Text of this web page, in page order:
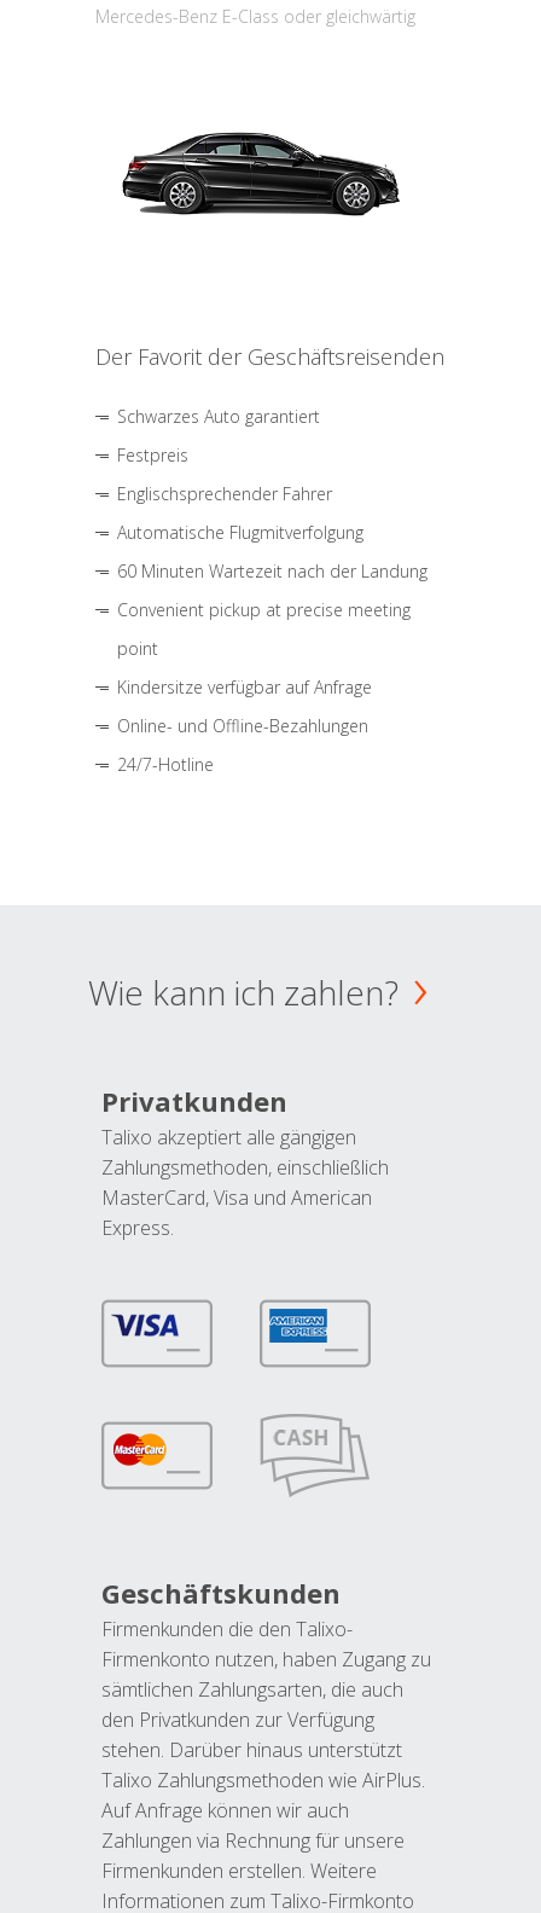
Mercedes-Benz E-Class oder gleichwärtig
Der Favorit der Geschäftsreisenden
Schwarzes Auto garantiert
Festpreis
Englischsprechender Fahrer
Automatische Flugmitverfolgung
60 Minuten Wartezeit nach der Landung
Convenient pickup at precise meeting
point
Kindersitze verfügbar auf Anfrage
Online- und Offline-Bezahlungen
24/7-Hotline
Wie kann ich zahlen?
Privatkunden
Talixo akzeptiert alle gängigen
Zahlungsmethoden, einschließlich
MasterCard, Visa und American
Express.
Geschäftskunden
Firmenkunden die den Talixo-
Firmenkonto nutzen, haben Zugang zu
sämtlichen Zahlungsarten, die auch
den Privatkunden zur Verfügung
stehen. Darüber hinaus unterstützt
Talixo Zahlungsmethoden wie AirPlus.
Auf Anfrage können wir auch
Zahlungen via Rechnung für unsere
Firmenkunden erstellen. Weitere
Informationen zum Talixo-Firmkonto